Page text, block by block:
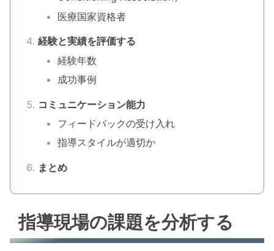
医療国家資格者
経験と実績を評価する
経験年数
成功事例
コミュニケーション能力
フィードバックの受け入れ
指導スタイルが適切か
まとめ
指導現場の課題を分析する